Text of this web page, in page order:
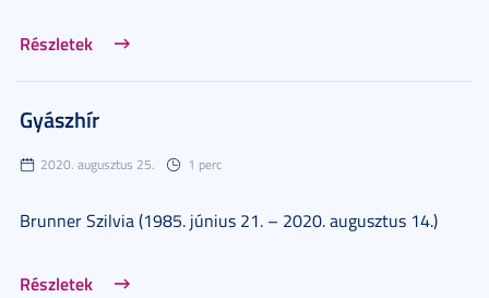
Részletek
Gyászhír
2020. augusztus 25. 1 perc
Brunner Szilvia (1985. június 21. – 2020. augusztus 14.)
Részletek